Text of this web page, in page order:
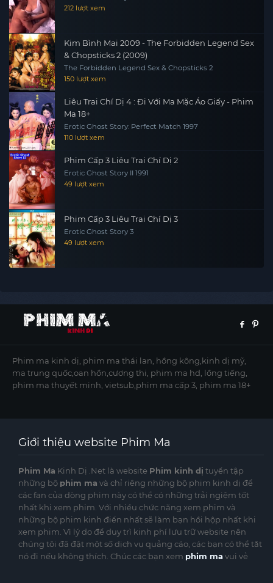
212 lượt xem
Kim Bình Mai 2009 - The Forbidden Legend Sex
& Chopsticks 2 (2009)
The Forbidden Legend Sex & Chopsticks 2
150 lượt xem
Liêu Trai Chí Dị 4 : Đi Với Ma Mặc Áo Giấy - Phim
Ma 18+
Erotic Ghost Story: Perfect Match 1997
110 lượt xem
Phim Cấp 3 Liêu Trai Chí Dị 2
Erotic Ghost Story II 1991
49 lượt xem
Phim Cấp 3 Liêu Trai Chí Dị 3
Erotic Ghost Story 3
49 lượt xem
Phim ma kinh dị, phim ma thái lan, hồng kông,kinh dị mỹ,
ma trung quốc,oan hồn,cương thi, phim ma hd, lồng tiếng,
phim ma thuyết minh, vietsub,phim ma cấp 3, phim ma 18+
Giới thiệu website Phim Ma
Phim Ma Kinh Dị .Net là website Phim kinh dị tuyển tập
những bộ phim ma và chỉ riêng những bộ phim kinh dị để
các fan của dòng phim này có thể có những trải ngiệm tốt
nhất khi xem phim. Với nhiều chức năng xem phim và
những bộ phim kinh điển nhất sẽ làm bạn hồi hộp nhất khi
xem phim. Vì lý do để duy trì kinh phí lưu trữ website nên
chúng tôi đã đặt một số dịch vụ quảng cáo, các bạn có thể tắt
nó đi nếu không thích. Chúc các bạn xem phim mavui vẻ